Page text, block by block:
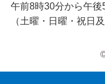
午前8時30分から午後
（土曜・日曜・祝日